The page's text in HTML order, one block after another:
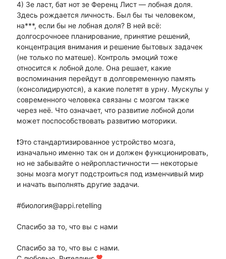
4) Зе ласт, бат нот зе Ференц Лист — лобная доля.
Здесь рождается личность. Был бы ты человеком,
на***, если бы не лобная доля? В ней всё:
долгосрочноее планирование, принятие решений,
концентрация внимания и решение бытовых задачек
(не только по матеше). Контроль эмоций тоже
относится к лобной доле. Она решает, какие
воспоминания перейдут в долговременную память
(консолидируются), а какие полетят в урну. Мускулы у
современного человека связаны с мозгом также
через неё. Что означает, что развитие лобной доли
может поспособствовать развитию моторики.
❗Это стандартизированное устройство мозга,
изначально именно так он и должен функционировать,
но не забывайте о нейропластичности — некоторые
зоны мозга могут подстроиться под изменчивый мир
и начать выполнять другие задачи.
#биология@appi.retelling
Спасибо за то, что вы с нами
Спасибо за то, что вы с нами.
favorite